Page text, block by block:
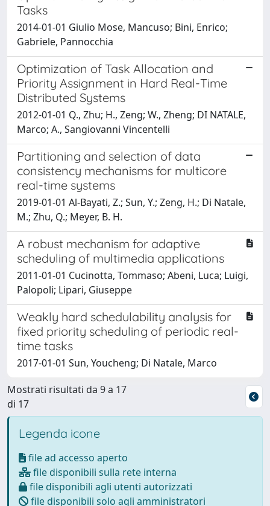
Tasks
2014-01-01 Giulio Mose, Mancuso; Bini, Enrico;
Gabriele, Pannocchia
Optimization of Task Allocation and
Priority Assignment in Hard Real-Time
Distributed Systems
2012-01-01 Q., Zhu; H., Zeng; W., Zheng; DI NATALE,
Marco; A., Sangiovanni Vincentelli
Partitioning and selection of data
consistency mechanisms for multicore
real-time systems
2019-01-01 Al-Bayati, Z.; Sun, Y.; Zeng, H.; Di Natale,
M.; Zhu, Q.; Meyer, B. H.
A robust mechanism for adaptive
scheduling of multimedia applications
2011-01-01 Cucinotta, Tommaso; Abeni, Luca; Luigi,
Palopoli; Lipari, Giuseppe
Weakly hard schedulability analysis for
fixed priority scheduling of periodic real-
time tasks
2017-01-01 Sun, Youcheng; Di Natale, Marco
Mostrati risultati da 9 a 17
di 17
Legenda icone
file ad accesso aperto
file disponibili sulla rete interna
file disponibili agli utenti autorizzati
file disponibili solo agli amministratori